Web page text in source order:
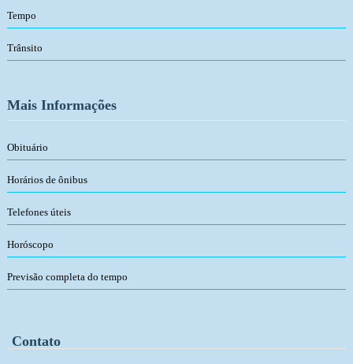
Tempo
Trânsito
Mais Informações
Obituário
Horários de ônibus
Telefones úteis
Horóscopo
Previsão completa do tempo
Contato